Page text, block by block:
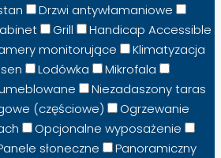
Drzwi antywłamaniowe
Grill
Handicap Accessible
monitorujące
Klimatyzacja
Lodówka
Mikrofala
Niezadaszony taras
(częściowe)
Ogrzewanie
Opcjonalne wyposażenie
słoneczne
Panoramiczny